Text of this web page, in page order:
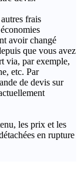
frais
avoir changé
que vous avez
via, par exemple,
etc. Par
de devis sur
les prix et les
en rupture